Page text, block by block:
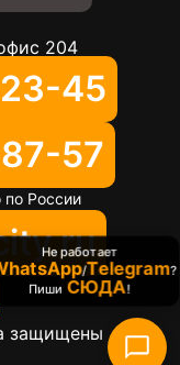
204
45
57
России
защищены
Не работает
/Telegram?
Пиши СЮДА!